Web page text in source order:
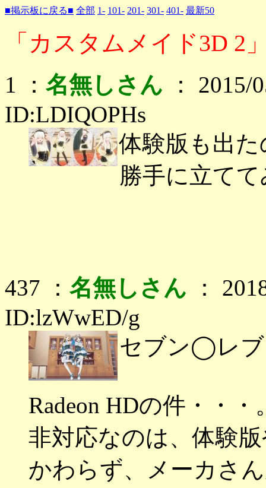
■掲示板に戻る■ 全部 1- 101- 201- 301- 401- 最新50
「カスタムメイド3D 2
1 ： 名無しさん ： 2015/
ID:LDIQOPHs
体験版も出た
勝手に立て
437 ： 名無しさん ：
ID:lzWwED/g
セブン◯レブ
Radeon HDの件・・・
非対応なのは、体験
かわらず、メーカさ